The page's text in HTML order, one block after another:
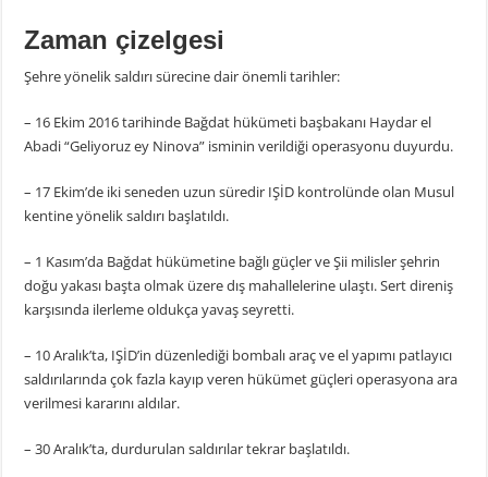
Zaman çizelgesi
Şehre yönelik saldırı sürecine dair önemli tarihler:
– 16 Ekim 2016 tarihinde Bağdat hükümeti başbakanı Haydar el
Abadi “Geliyoruz ey Ninova” isminin verildiği operasyonu duyurdu.
– 17 Ekim’de iki seneden uzun süredir IŞİD kontrolünde olan Musul
kentine yönelik saldırı başlatıldı.
– 1 Kasım’da Bağdat hükümetine bağlı güçler ve Şii milisler şehrin
doğu yakası başta olmak üzere dış mahallelerine ulaştı. Sert direniş
karşısında ilerleme oldukça yavaş seyretti.
– 10 Aralık’ta, IŞİD’in düzenlediği bombalı araç ve el yapımı patlayıcı
saldırılarında çok fazla kayıp veren hükümet güçleri operasyona ara
verilmesi kararını aldılar.
– 30 Aralık’ta, durdurulan saldırılar tekrar başlatıldı.